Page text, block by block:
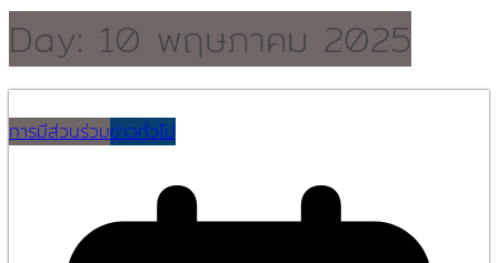
Day: 10 พฤษภาคม 2025
การมีส่วนร่วมข่าวทั่วไป